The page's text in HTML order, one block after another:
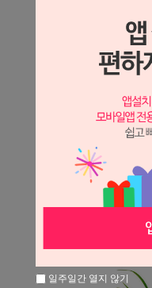
일주일간 열지 않기